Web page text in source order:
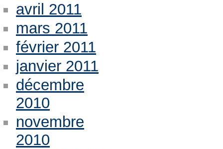
avril 2011
mars 2011
février 2011
janvier 2011
décembre
2010
novembre
2010